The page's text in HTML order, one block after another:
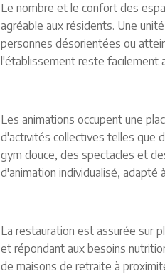
Le nombre et le confort des
agréable aux résidents. Une
personnes désorientées ou
l'établissement reste facilement
Les animations occupent une
d'activités collectives telles que
gym douce, des spectacles et
d'animation individualisé,
La restauration est assurée sur
et répondant aux besoins
de maisons de retraite à